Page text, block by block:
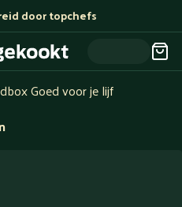
door topchefs
Goed voor je lijf